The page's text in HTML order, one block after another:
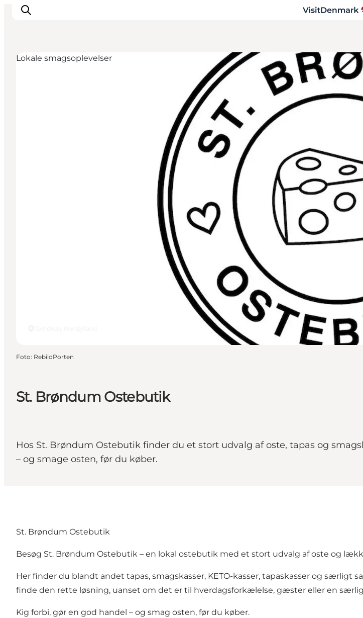
St. Brøndum Ostebutik
Hos St. Brøndum Ostebutik finder du et stort udvalg af oste, tapas og
– og smage osten, før du køber.
Lokale smagsoplevelser
Foto: RebildPorten
St. Brøndum Ostebutik
Besøg St. Brøndum Ostebutik – en lokal ostebutik med et stort udvalg af oste og
Her finder du blandt andet tapas, smagskasser, KETO-kasser, tapaskasser og
finde den rette løsning, uanset om det er til hverdagsforkælelse, gæster eller en
Kig forbi, gør en god handel – og smag osten, før du køber.